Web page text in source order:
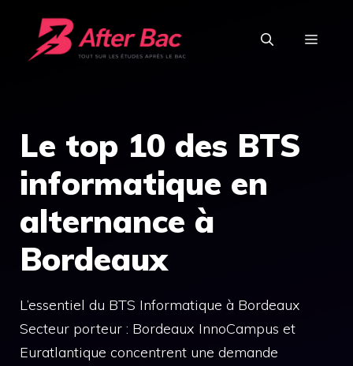
contenu
MENU
Le top 10 des BTS
informatique en
alternance à
Bordeaux
L’essentiel du BTS Informatique à Bordeaux
Secteur porteur : Bordeaux InnoCampus et
Euratlantique concentrent une demande